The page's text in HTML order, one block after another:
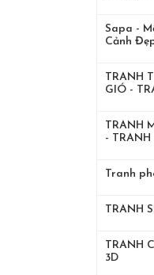
Sapa -
Cảnh
TRANH
GIÓ -
TRANH
-
Tranh
TRANH
TRANH
3D